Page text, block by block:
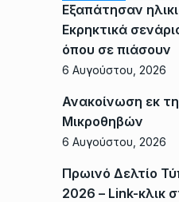
Εξαπάτησαν
Εκρηκτικά
όπου σε πιάσουν
6 Αυγούστου, 2026
Ανακοίνωση εκ
Μικροθηβών
6 Αυγούστου, 2026
Πρωινό Δελτίο
2026 – Link-κλικ